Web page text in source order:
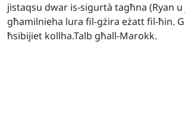
jistaqsu dwar is-sigurtà tagħna (Ryan u
għamilnieha lura fil-gżira eżatt fil-ħin.
ħsibijiet kollha.Talb għall-Marokk.